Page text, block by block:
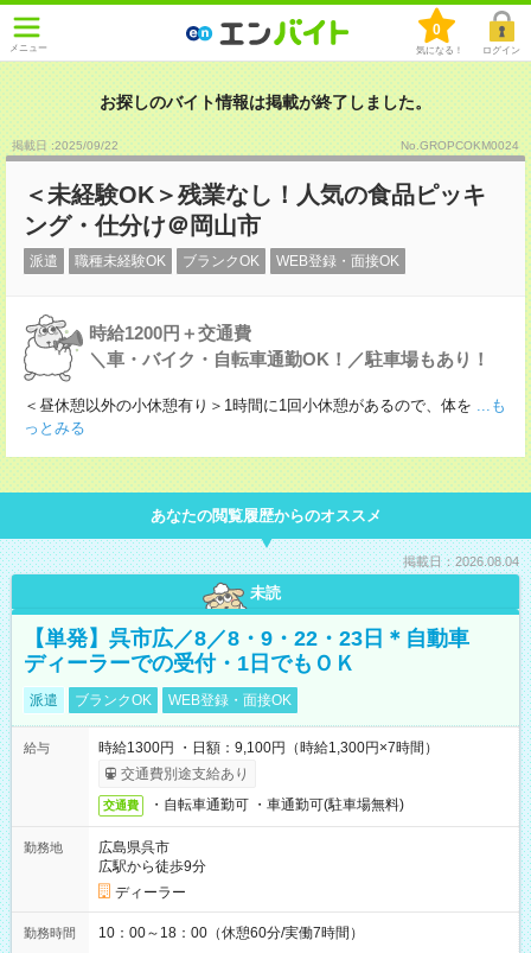
メニュー
0
気になる！ ログイン
お探しのバイト情報は掲載が終了しました。
掲載日 :2025/09/22 No.GROPCOKM0024
＜未経験OK＞残業なし！人気の食品ピッキ
ング・仕分け＠岡山市
派遣 職種未経験OK ブランクOK WEB登録・面接OK
時給1200円＋交通費
＼車・バイク・自転車通勤OK！／駐車場もあり！
＜昼休憩以外の小休憩有り＞1時間に1回小休憩があるので、体を ...も
っとみる
あなたの閲覧履歴からのオススメ
掲載日：2026.08.04
未読
【単発】呉市広／8／8・9・22・23日＊自動車
ディーラーでの受付・1日でもＯＫ
派遣 ブランクOK WEB登録・面接OK
給与
時給1300円 ・日額：9,100円（時給1,300円×7時間）
交通費別途支給あり
交通費 ・自転車通勤可 ・車通勤可(駐車場無料)
勤務地
広島県呉市
広駅から徒歩9分
ディーラー
勤務時間 10：00～18：00（休憩60分/実働7時間）